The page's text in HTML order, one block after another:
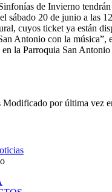
de Invierno
sábado 20 de junio a las
cuyos ticket ya están
Antonio con la música”,
la Parroquia San Antonio
Modificado por última vez